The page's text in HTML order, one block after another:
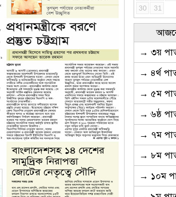
30
31
→ ৩য়
→ ৪র্থ
→ ৫ম
→ ৬ষ্ঠ
→ ৭ম
→ ৮ম
→ ১০ম